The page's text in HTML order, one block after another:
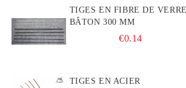
TIGES EN FIBRE DE VERRE
BÂTON 300 MM
€0.14
TIGES EN ACIER